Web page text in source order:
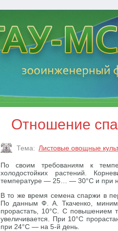
Отношение
Тема: Листовые овощные
По своим требованиям к
холодостойких растений.
температуре — 25… — 30°С и при
В то же время семена спаржи в
По данным Ф. А. Ткаченко,
прорастать, 10°С. С повышением
увеличивается. При 10°С
при 24°С — на 5-й день.